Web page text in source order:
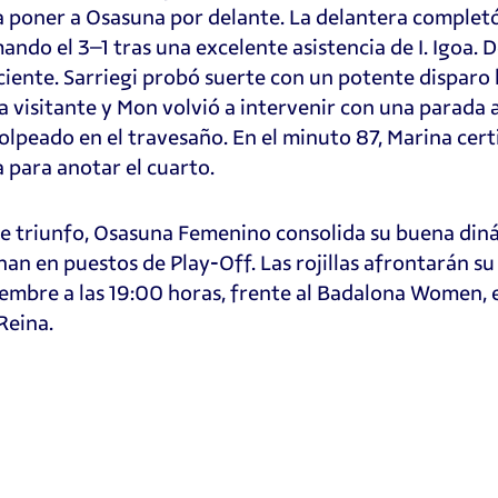
poner a Osasuna por delante. La delantera
el 3–1 tras una excelente asistencia de I. Igoa.
Sarriegi probó suerte con un potente
visitante y Mon volvió a intervenir con una parada
en el travesaño. En el minuto 87, Marina
para anotar el cuarto.
triunfo, Osasuna Femenino consolida su buena
en puestos de Play-Off. Las rojillas afrontarán
a las 19:00 horas, frente al Badalona Women,